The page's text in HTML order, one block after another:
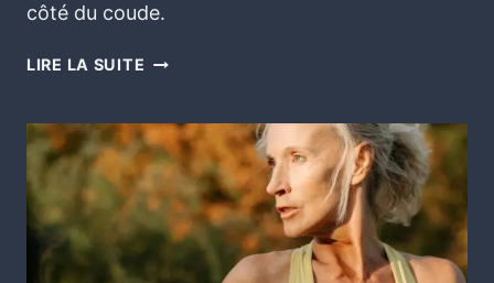
côté du coude.
LIRE LA SUITE